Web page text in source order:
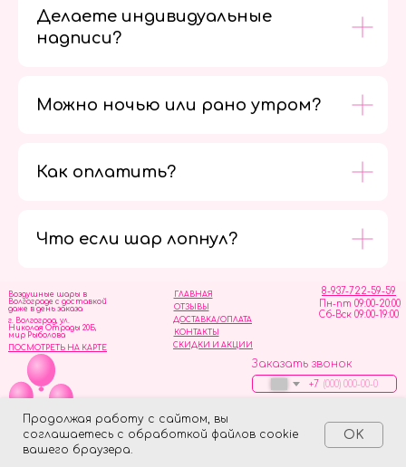
Продолжая работу с сайтом, вы
соглашаетесь с обработкой файлов cookie
вашего браузера.
OK
Делаете индивидуальные
надписи?
Можно ночью или рано утром?
Как оплатить?
Что если шар лопнул?
ОТЗЫВЫ
ГЛАВНАЯ
ДОСТАВКА/ОПЛАТА
СКИДКИ И АКЦИИ
КОНТАКТЫ
8-937-722-59-59
Пн-пт 09:00-20:00
Сб-Вск 09:00-19:00
Воздушные шары в
Волгограде с доставкой
даже в день заказа
Заказать звонок
+7
г. Волгоград, ул.
Николая Отрады 20Б,
мир Рыболова
ПОСМОТРЕТЬ НА КАРТЕ
ИП Скворцов Игорь Алексеевич
ИНН 344110093739
Политика обработки персональных данных